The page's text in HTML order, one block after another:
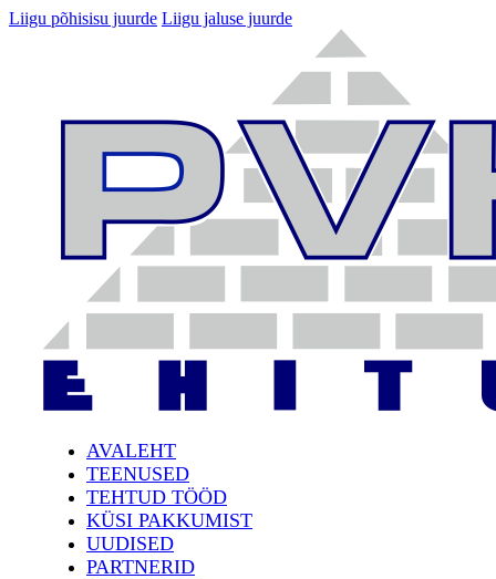
Liigu põhisisu juurde Liigu jaluse juurde
AVALEHT
TEENUSED
TEHTUD TÖÖD
KÜSI PAKKUMIST
UUDISED
PARTNERID